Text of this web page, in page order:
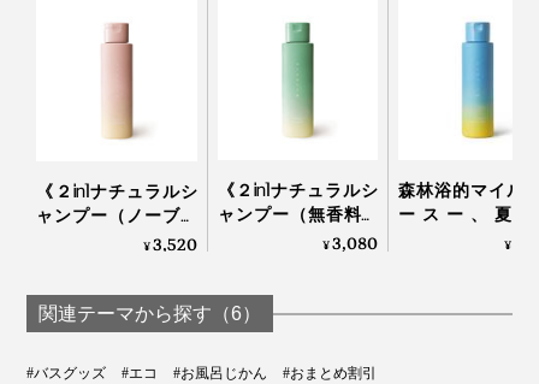
2.そのままスクリューザーのつまみをひねり、クルクル
と回転させる。
《２in1ナチュラルシ
ャンプー（ノーブル
フラワー）250ml 》
のアミノ酸系シャン
プー | uruotte
¥3,520
《２in1ナチュラルシ
ャンプー（無香料）
250ml 》「茶の実と
ノ酸系シャンプー｜
uruotte
¥3,080
森林浴的マイル
ースー、夏
「2in1ナチュラ
¥
関連テーマから探す（6）
#バスグッズ #エコ #お風呂じかん
#おまとめ割引